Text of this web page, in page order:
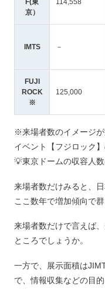
京）
IMTS －
FUJI
ROCK
※
125,000
※来場者数のイメージ
イベント【フジロック
💡東京ドームの収容人
来場者数だけみると、
ここ数年で増加傾向で
来場者数だけで言えば
ところでしょうか。
一方で、展示面積は
で、情報収集などの目